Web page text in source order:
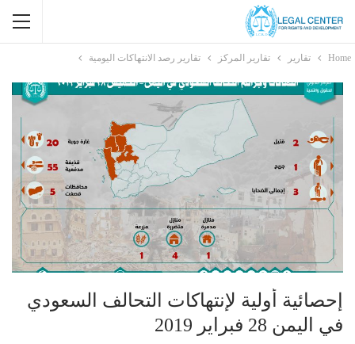
Home تقارير تقارير المركز تقارير رصد الانتهاكات اليومية
إحصائية أولية لإنتهاكات التحالف السعودي
في اليمن 28 فبراير 2019